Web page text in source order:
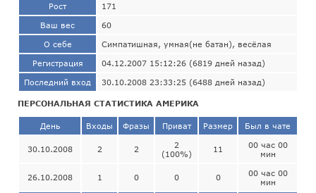
Рост 171
Ваш вес 60
О себе Симпатишная, умная(не батан), весёлая
Регистрация 04.12.2007 15:12:26 (6819 дней назад)
Последний вход 30.10.2008 23:33:25 (6488 дней назад)
ПЕРСОНАЛЬНАЯ СТАТИСТИКА АМЕРИКА
День Входы Фразы Приват Размер Был в чате
30.10.2008 2 2
2
(100%)
11
00 час 00
мин
26.10.2008 1 0 0 0
00 час 00
мин